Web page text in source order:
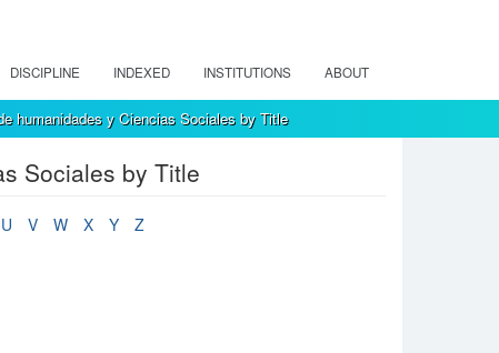
DISCIPLINE INDEXED INSTITUTIONS ABOUT
humanidades y Ciencias Sociales by Title
Sociales by Title
U V W X Y Z